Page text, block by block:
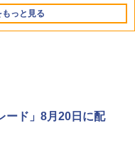
オブ エターニア リマ
版(【早期購入特典】超
國無双2 with 猛将伝 Re
(【早期購入封入特
・三國無双2』レトロ
っと見る
限定】劇場版モノノ怪
:オリジナル巾着＋メー
離】二振りの剣、十翼よ
ード」8月20日に配